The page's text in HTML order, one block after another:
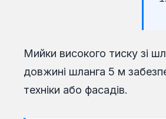
Мийки високого тиску зі
довжині шланга 5 м
техніки або фасадів.